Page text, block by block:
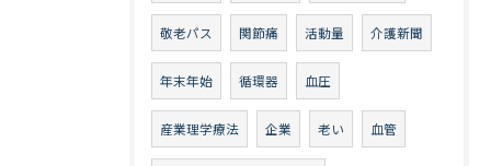
敬老パス 関節痛 活動量 介護新聞
年末年始 循環器 血圧
産業理学療法 企業 老い 血管